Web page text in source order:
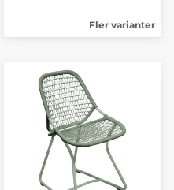
Fler varianter